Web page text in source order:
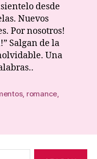
desde
Nuevos
Por nosotros!
Salgan de la
Una
, romance